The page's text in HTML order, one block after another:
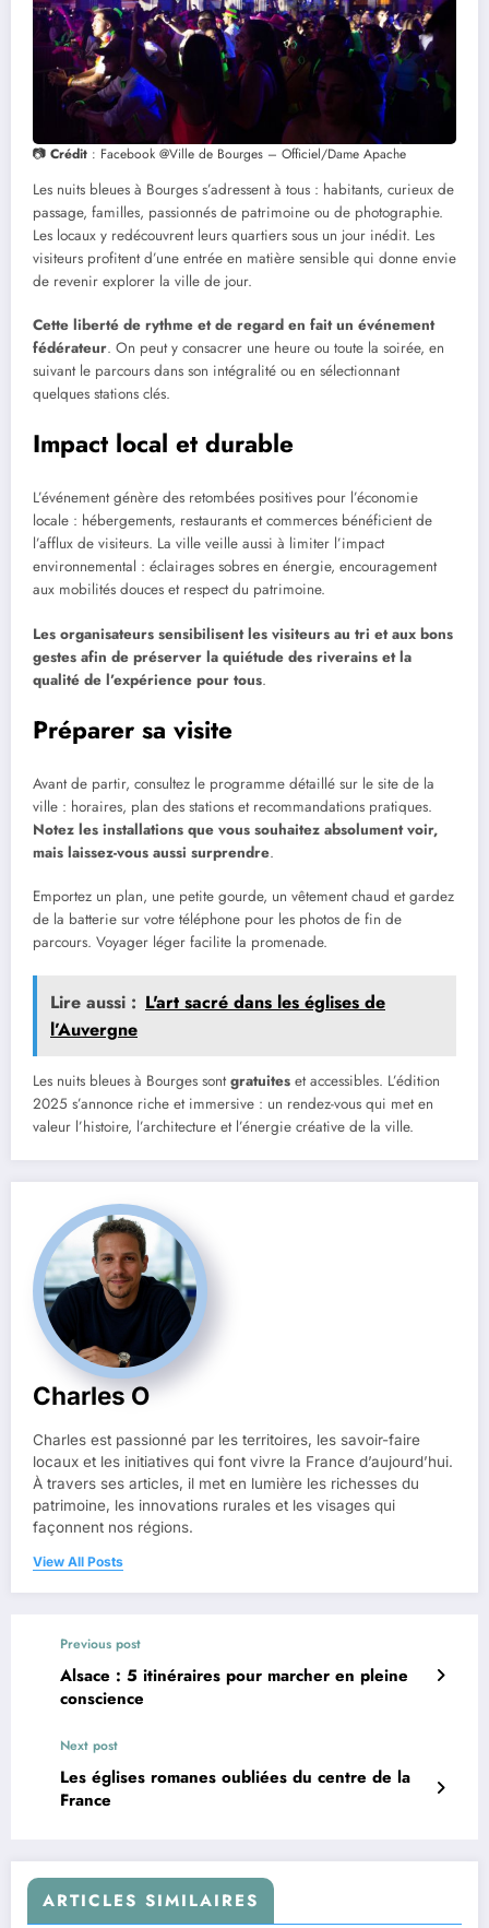
📷 Crédit : Facebook @Ville de Bourges – Officiel/Dame Apache
Les nuits bleues à Bourges s’adressent à tous : habitants, curieux de
passage, familles, passionnés de patrimoine ou de photographie.
Les locaux y redécouvrent leurs quartiers sous un jour inédit. Les
visiteurs profitent d’une entrée en matière sensible qui donne envie
de revenir explorer la ville de jour.
Cette liberté de rythme et de regard en fait un événement
fédérateur. On peut y consacrer une heure ou toute la soirée, en
suivant le parcours dans son intégralité ou en sélectionnant
quelques stations clés.
Impact local et durable
L’événement génère des retombées positives pour l’économie
locale : hébergements, restaurants et commerces bénéficient de
l’afflux de visiteurs. La ville veille aussi à limiter l’impact
environnemental : éclairages sobres en énergie, encouragement
aux mobilités douces et respect du patrimoine.
Les organisateurs sensibilisent les visiteurs au tri et aux bons
gestes afin de préserver la quiétude des riverains et la
qualité de l’expérience pour tous.
Préparer sa visite
Avant de partir, consultez le programme détaillé sur le site de la
ville : horaires, plan des stations et recommandations pratiques.
Notez les installations que vous souhaitez absolument voir,
mais laissez-vous aussi surprendre.
Emportez un plan, une petite gourde, un vêtement chaud et gardez
de la batterie sur votre téléphone pour les photos de fin de
parcours. Voyager léger facilite la promenade.
Lire aussi : L'art sacré dans les églises de
l’Auvergne
Les nuits bleues à Bourges sontgratuites et accessibles. L’édition
2025 s’annonce riche et immersive : un rendez-vous qui met en
valeur l’histoire, l’architecture et l’énergie créative de la ville.
Charles O
Charles est passionné par les territoires, les savoir-faire
locaux et les initiatives qui font vivre la France d’aujourd’hui.
À travers ses articles, il met en lumière les richesses du
patrimoine, les innovations rurales et les visages qui
façonnent nos régions.
View All Posts
Previous post
Alsace : 5 itinéraires pour marcher en pleine
conscience
Next post
Les églises romanes oubliées du centre de la
France
ARTICLES SIMILAIRES